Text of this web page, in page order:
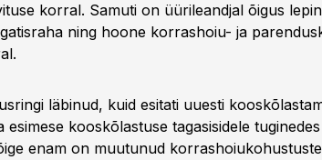
korral. Samuti on üürileandjal õigus
ning hoone korrashoiu- ja
läbinud, kuid esitati uuesti
kooskõlastuse tagasisidele
enam on muutunud